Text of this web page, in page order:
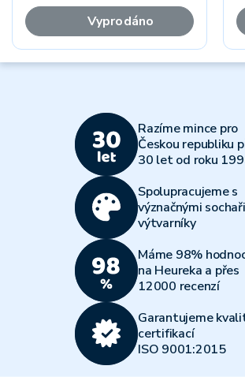
Vyprodáno
Razíme mince pro
Českou republiku
30 let od roku
Spolupracujeme s
význačnými
výtvarníky
Máme 98%
na Heureka a přes
12000 recenzí
Garantujeme
certifikací
ISO 9001:2015